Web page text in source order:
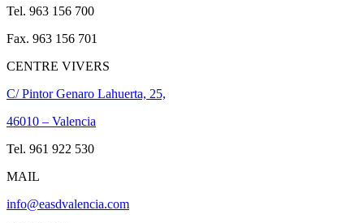
Tel. 963 156 700
Fax. 963 156 701
CENTRE VIVERS
C/ Pintor Genaro Lahuerta, 25,
46010 – Valencia
Tel. 961 922 530
MAIL
info@easdvalencia.com